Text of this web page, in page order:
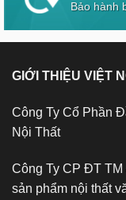
Bảo hành
GIỚI THIỆU VIỆT
Công Ty Cổ Phần
Nội Thất
Công Ty CP ĐT
sản phẩm nội thất